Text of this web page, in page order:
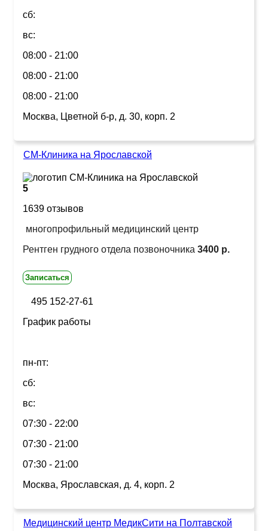
сб:
вс:
08:00 - 21:00
08:00 - 21:00
08:00 - 21:00
Москва, Цветной б-р, д. 30, корп. 2
СМ-Клиника на Ярославской
5
1639 отзывов
многопрофильный медицинский центр
Рентген грудного отдела позвоночника 3400 р.
Записаться
495 152-27-61
График работы
пн-пт:
сб:
вс:
07:30 - 22:00
07:30 - 21:00
07:30 - 21:00
Москва, Ярославская, д. 4, корп. 2
Медицинский центр МедикСити на Полтавской